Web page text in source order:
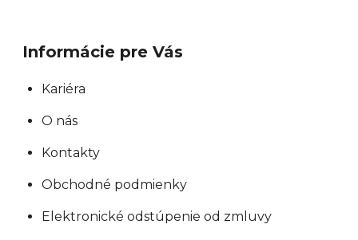
Informácie pre Vás
Kariéra
O nás
Kontakty
Obchodné podmienky
Elektronické odstúpenie od zmluvy